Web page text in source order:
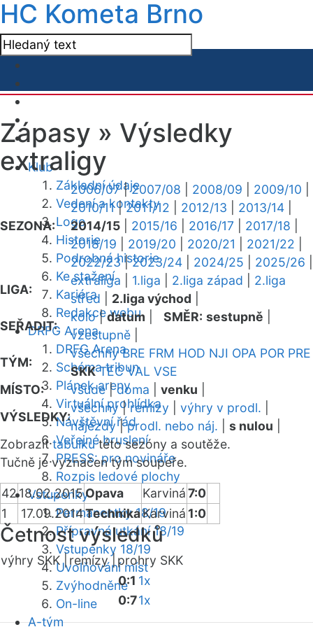
HC Kometa Brno
Klub
Základní údaje
Vedení a kontakty
Logo
Historie
Podrobná historie
Ke stažení
Kariéra
Redakce webu
DRFG Arena
DRFG Arena
Schéma tribun
Plánek areny
Virtuální prohlídka
Návštěvní řád
Veřejné bruslení
PRESS: pro novináře
Rozpis ledové plochy
Vstupenky
Permanentky 18/19
Přípravná utkání 18/19
Vstupenky 18/19
Uvolňování míst
Zvýhodněné
On-line
A-tým
Zápasy » Výsledky
extraligy
SEZONA:
2006/07|2007/08 2008/09 2009/10
2010/11|2011/12 2012/13 2013/14
2014/15
2015/16 2016/17 2017/18
2018/19
2019/20 2020/21 2021/22
2022/23|2023/24 2024/25 2025/26
LIGA:
extraliga 1.liga 2.liga západ
2.liga
střed
2.liga východ
SEŘADIT:
kolo|datum SMĚR: sestupně
vzestupně
TÝM:
všechny BRE FRM HOD NJI OPA POR PRE
SKK TEC VAL VSE
MÍSTO:
všude|doma venku
VÝSLEDKY:
všechny|remízy výhry v prodl.
nájezdy|prodl. nebo náj. s nulou
Zobrazittabulkutéto sezóny a soutěže.
Tučně je vyznačen tým soupeře.
4218.02.2015Opava Karviná7:0
1
17.09.2014TechnikaKarviná 1:0
Četnost výsledků
výhry SKK | remízy | prohry SKK
0:1 1x
0:71x